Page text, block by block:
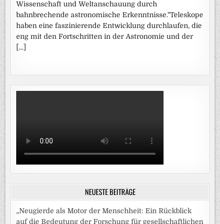
Wissenschaft und Weltanschauung durch
bahnbrechende astronomische Erkenntnisse."Teleskope
haben eine faszinierende Entwicklung durchlaufen, die
eng mit den Fortschritten in der Astronomie und der
[…]
NEUESTE BEITRÄGE
„Neugierde als Motor der Menschheit: Ein Rückblick
auf die Bedeutung der Forschung für gesellschaftlichen